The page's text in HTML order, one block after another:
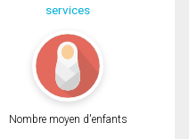
services
Nombre moyen d'enfants